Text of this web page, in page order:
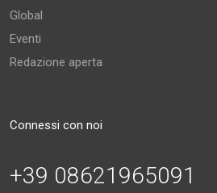
Global
Eventi
Redazione aperta
Connessi con noi
+39 08621965091